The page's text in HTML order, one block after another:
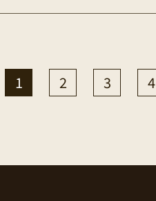
1 2 3 4